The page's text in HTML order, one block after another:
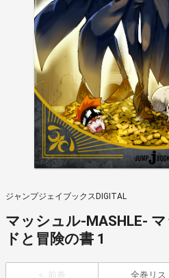
ジャンプジェイブックスDIGITAL
マッシュル-MASHLE-
ドと冒険の書 1
前巻 全巻リス